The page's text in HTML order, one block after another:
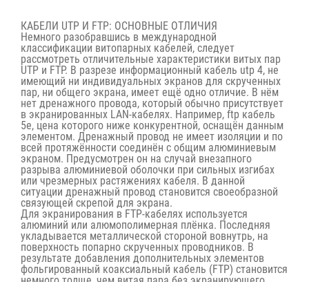
КАБЕЛИ UTP И FTP: ОСНОВНЫЕ ОТЛИЧИЯ
Немного разобравшись в международной
классификации витопарных кабелей, следует
рассмотреть отличительные характеристики витых пар
UTP и FTP. В разрезе информационный кабель utp 4, не
имеющий ни индивидуальных экранов для скрученных
пар, ни общего экрана, имеет ещё одно отличие. В нём
нет дренажного провода, который обычно присутствует
в экранированных LAN-кабелях. Например, ftp кабель
5e, цена которого ниже конкурентной, оснащён данным
элементом. Дренажный провод не имеет изоляции и по
всей протяжённости соединён с общим алюминиевым
экраном. Предусмотрен он на случай внезапного
разрыва алюминиевой оболочки при сильных изгибах
или чрезмерных растяжениях кабеля. В данной
ситуации дренажный провод становится своеобразной
связующей скрепой для экрана.
Для экранирования в FTP-кабелях используется
алюминий или алюмополимерная плёнка. Последняя
укладывается металлической стороной вовнутрь, на
поверхность попарно скрученных проводников. В
результате добавления дополнительных элементов
фольгированный коаксиальный кабель (FTP) становится